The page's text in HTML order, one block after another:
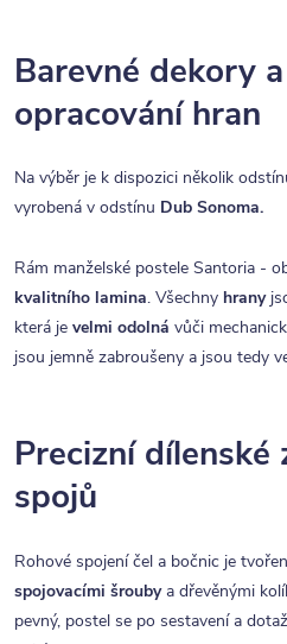
Barevné dekory
opracování hran
Na výběr je k dispozici několik
vyrobená v odstínu Dub Sonoma.
Rám manželské postele Santoria -
kvalitního lamina. Všechny hrany
která je velmi odolná vůči
jsou jemně zabroušeny a jsou tedy
Precizní dílenské
spojů
Rohové spojení čel a bočnic je
spojovacími šroubya dřevěnými
pevný, postel se po sestavení a